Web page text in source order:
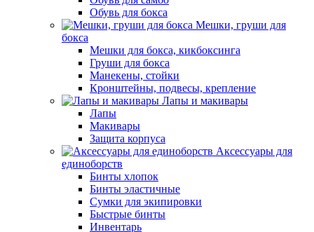
Обувь для бокса
Мешки, груши для
бокса
Мешки для бокса, кикбоксинга
Груши для бокса
Манекены, стойки
Кронштейны, подвесы, крепление
Лапы и макивары
Лапы
Макивары
Защита корпуса
Аксессуары для
единоборств
Бинты хлопок
Бинты эластичные
Сумки для экипировки
Быстрые бинты
Инвентарь